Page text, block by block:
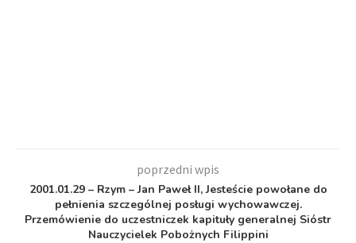
poprzedni wpis
2001.01.29 – Rzym – Jan Paweł II, Jesteście powołane do
pełnienia szczególnej posługi wychowawczej.
Przemówienie do uczestniczek kapituły generalnej Sióstr
Nauczycielek Pobożnych Filippini